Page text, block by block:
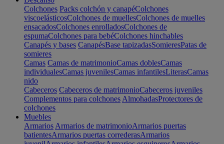
Colchones Packs colchón y canapéColchones
viscoelásticosColchones de muellesColchones de muelles
ensacadosColchones enrolladosColchones de
espumaColchones para bebéColchones hinchables
Canapés y bases CanapésBase tapizadasSomieresPatas de
somieres
Camas Camas de matrimonioCamas doblesCamas
individualesCamas juvenilesCamas infantilesLiterasCamas
nido
Cabeceros Cabeceros de matrimonioCabeceros juveniles
Complementos para colchones AlmohadasProtectores de
colchones
Muebles
Armarios Armarios de matrimonioArmarios puertas
batientesArmarios puertas correderasArmarios